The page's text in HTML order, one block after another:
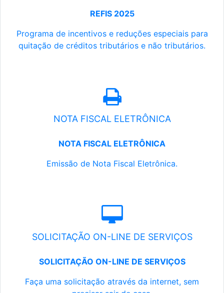
REFIS 2025
Programa de incentivos e reduções especiais para
quitação de créditos tributários e não tributários.
NOTA FISCAL ELETRÔNICA
NOTA FISCAL ELETRÔNICA
Emissão de Nota Fiscal Eletrônica.
SOLICITAÇÃO ON-LINE DE SERVIÇOS
SOLICITAÇÃO ON-LINE DE SERVIÇOS
Faça uma solicitação através da internet, sem